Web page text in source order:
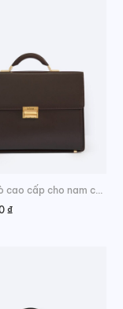
Cặp da bò cao cấp cho nam công sở
₫